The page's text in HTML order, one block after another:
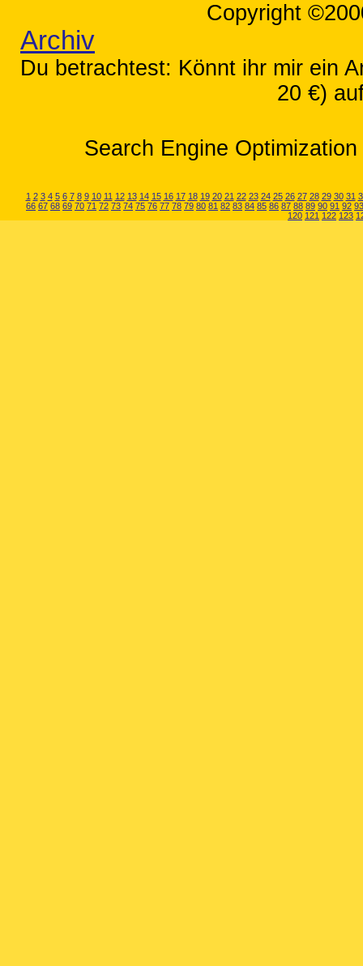
Copyright
Archiv
Du betrachtest: Könnt ihr mir ein
20 €)
Search Engine
1 2 3 4 5 6 7 8 9 10 11 12 13 14 15 16 17 18 19 20 21 22 23 24 25 26 27 28 29 30 31
66 67 68 69 70 71 72 73 74 75 76 77 78 79 80 81 82 83 84 85 86 87 88 89 90 91 92 93
120 121 122 123